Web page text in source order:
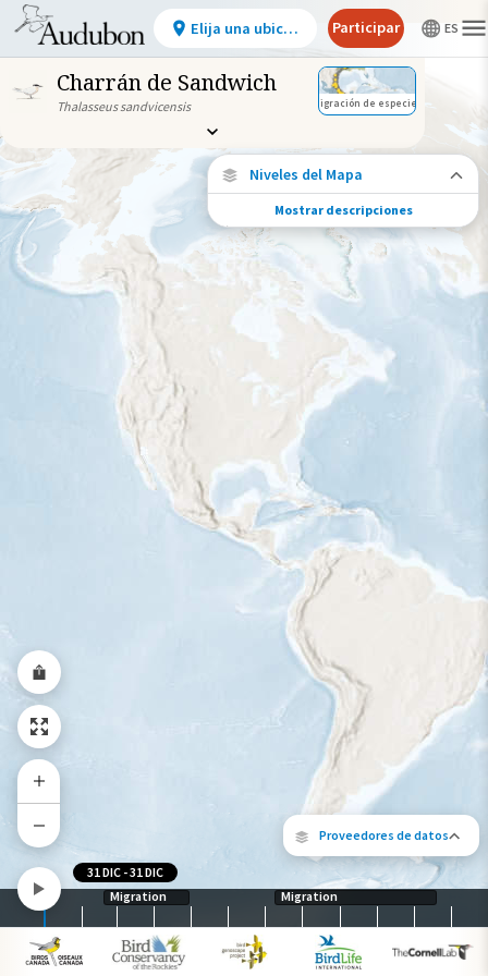
Charrán de Sandwich
Thalasseus sandvicensis Migración de especies
Proveedores de datos
Los siguientes socios contribuyeron
Niveles del Mapa
Migración de especies
Vea dónde viaja esta especie durante todo
el año.
Abundancia de esta especie
Alto
Gama de especies por estación
Gama de verano
Rango de invierno
Rango a lo largo del año
Mostrar descripciones
Migration Migration
31 DIC -31 DIC
Elija una ubicación Participar